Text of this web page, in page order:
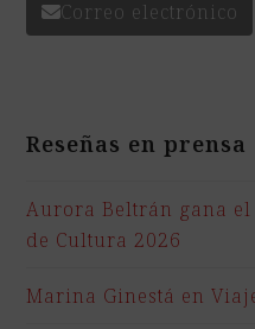
Correo electrónico
Reseñas en prensa
Aurora Beltrán gana
de Cultura 2026
Marina Ginestá en